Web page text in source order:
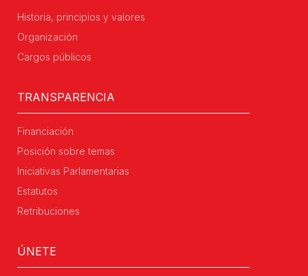
Historia, principios y valores
Organización
Cargos públicos
TRANSPARENCIA
Financiación
Posición sobre temas
Iniciativas Parlamentarias
Estatutos
Retribuciones
ÚNETE